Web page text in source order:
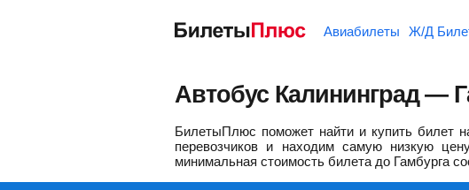
Авиабилеты Ж/Д
Автобус Калининград —
БилетыПлюс поможет найти и купить билет
перевозчиков и находим самую низкую
минимальная стоимость билета до Гамбурга